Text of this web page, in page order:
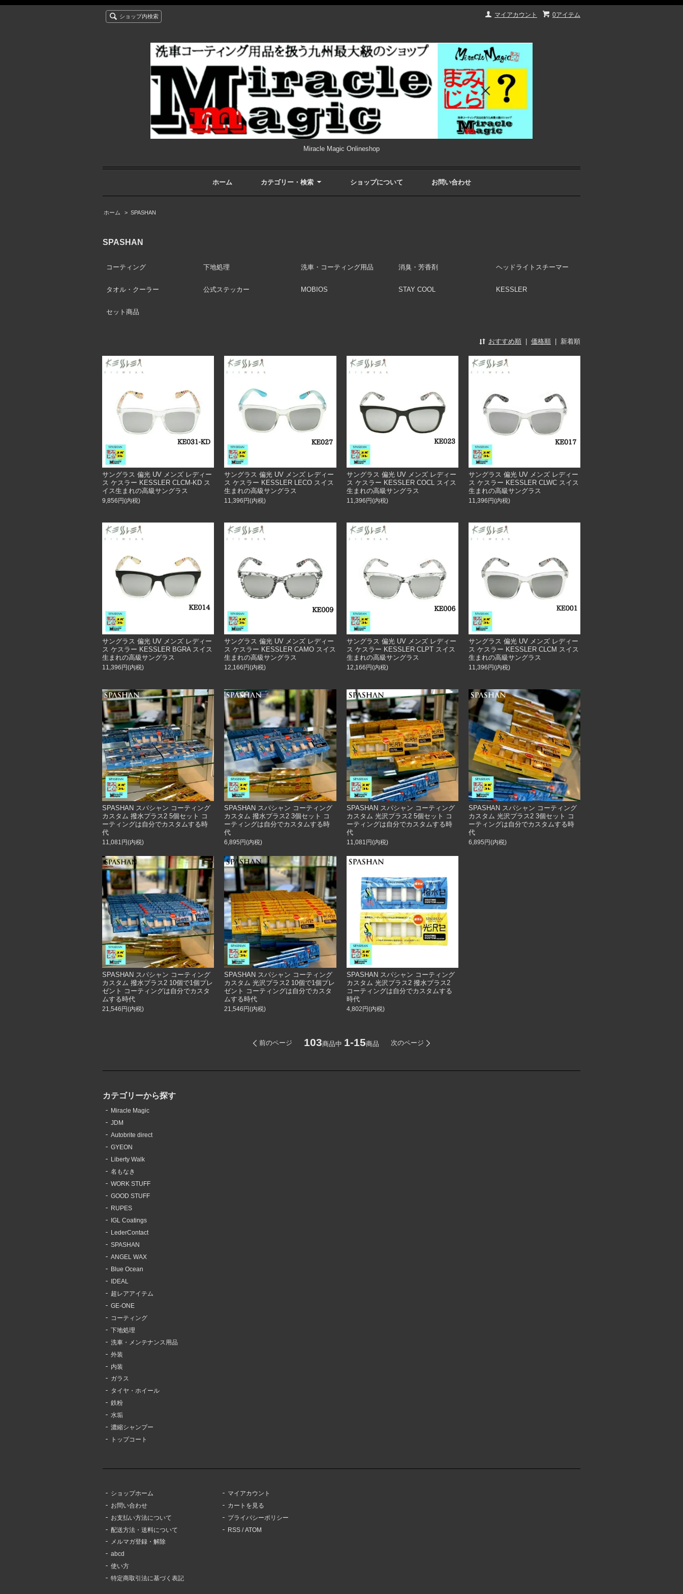
0アイテム
マイアカウント
ショップ内検索
Miracle Magic Onlineshop
ホーム カテゴリー・検索 ショップについて お問い合わせ
ホーム > SPASHAN
SPASHAN
コーティング 下地処理 洗車・コーティング用品 消臭・芳香剤 ヘッドライトスチーマー
タオル・クーラー 公式ステッカー MOBIOS STAY COOL KESSLER
セット商品
おすすめ順 | 価格順 | 新着順
サングラス 偏光 UV メンズ レディー
ス ケスラー KESSLER CLCM-KD ス
イス生まれの高級サングラス
9,856円(内税)
サングラス 偏光 UV メンズ レディー
ス ケスラー KESSLER LECO スイス
生まれの高級サングラス
11,396円(内税)
サングラス 偏光 UV メンズ レディー
ス ケスラー KESSLER COCL スイス
生まれの高級サングラス
11,396円(内税)
サングラス 偏光 UV メンズ レディー
ス ケスラー KESSLER CLWC スイス
生まれの高級サングラス
11,396円(内税)
サングラス 偏光 UV メンズ レディー
ス ケスラー KESSLER BGRA スイス
生まれの高級サングラス
11,396円(内税)
サングラス 偏光 UV メンズ レディー
ス ケスラー KESSLER CAMO スイス
生まれの高級サングラス
12,166円(内税)
サングラス 偏光 UV メンズ レディー
ス ケスラー KESSLER CLPT スイス
生まれの高級サングラス
12,166円(内税)
サングラス 偏光 UV メンズ レディー
ス ケスラー KESSLER CLCM スイス
生まれの高級サングラス
11,396円(内税)
SPASHAN スパシャン コーティング
カスタム 撥水プラス2 5個セット コ
ーティングは自分でカスタムする時
代
11,081円(内税)
SPASHAN スパシャン コーティング
カスタム 撥水プラス2 3個セット コ
ーティングは自分でカスタムする時
代
6,895円(内税)
SPASHAN スパシャン コーティング
カスタム 光沢プラス2 5個セット コ
ーティングは自分でカスタムする時
代
11,081円(内税)
SPASHAN スパシャン コーティング
カスタム 光沢プラス2 3個セット コ
ーティングは自分でカスタムする時
代
6,895円(内税)
SPASHAN スパシャン コーティング
カスタム 撥水プラス2 10個で1個プレ
ゼント コーティングは自分でカスタ
ムする時代
21,546円(内税)
SPASHAN スパシャン コーティング
カスタム 光沢プラス2 10個で1個プレ
ゼント コーティングは自分でカスタ
ムする時代
21,546円(内税)
SPASHAN スパシャン コーティング
カスタム 光沢プラス2 撥水プラス2
コーティングは自分でカスタムする
時代
4,802円(内税)
前のページ 103商品中 1-15商品 次のページ
カテゴリーから探す
Miracle Magic
JDM
Autobrite direct
GYEON
Liberty Walk
名もなき
WORK STUFF
GOOD STUFF
RUPES
IGL Coatings
LederContact
SPASHAN
ANGEL WAX
Blue Ocean
IDEAL
超レアアイテム
GE-ONE
コーティング
下地処理
洗車・メンテナンス用品
外装
内装
ガラス
タイヤ・ホイール
鉄粉
水垢
濃縮シャンプー
トップコート
ショップホーム
お問い合わせ
お支払い方法について
配送方法・送料について
メルマガ登録・解除
abcd
使い方
特定商取引法に基づく表記
マイアカウント
カートを見る
プライバシーポリシー
RSS /ATOM